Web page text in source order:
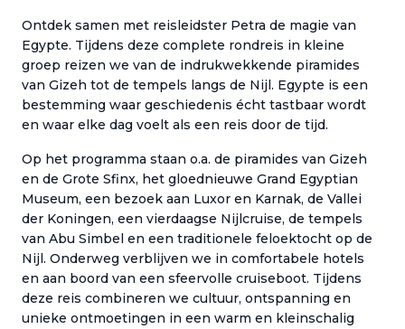
Ontdek samen met reisleidster Petra de magie van
Egypte. Tijdens deze complete rondreis in kleine
groep reizen we van de indrukwekkende piramides
van Gizeh tot de tempels langs de Nijl. Egypte is een
bestemming waar geschiedenis écht tastbaar wordt
en waar elke dag voelt als een reis door de tijd.
Op het programma staan o.a. de piramides van Gizeh
en de Grote Sfinx, het gloednieuwe Grand Egyptian
Museum, een bezoek aan Luxor en Karnak, de Vallei
der Koningen, een vierdaagse Nijlcruise, de tempels
van Abu Simbel en een traditionele feloektocht op de
Nijl. Onderweg verblijven we in comfortabele hotels
en aan boord van een sfeervolle cruiseboot. Tijdens
deze reis combineren we cultuur, ontspanning en
unieke ontmoetingen in een warm en kleinschalig